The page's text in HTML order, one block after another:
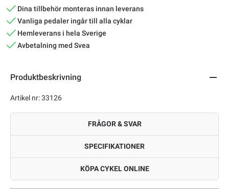
Dina tillbehör monteras innan leverans
Vanliga pedaler ingår till alla cyklar
Hemleverans i hela Sverige
Avbetalning med Svea
Produktbeskrivning
Artikel nr: 33126
FRÅGOR & SVAR
SPECIFIKATIONER
KÖPA CYKEL ONLINE